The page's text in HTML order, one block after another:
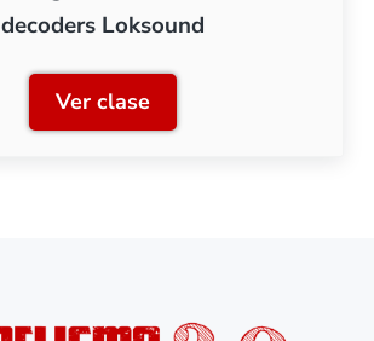
decoders Loksound
Ver claseClase 12: Programación